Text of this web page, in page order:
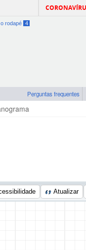
rodapé 4
Perguntas frequentes